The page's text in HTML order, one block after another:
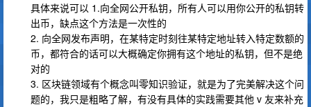
具体来说可以 1.向全网公开私钥，所有人可以用你公开的私钥转
出币，缺点这个方法是一次性的
2. 向全网发布声明，在某特定时刻往某特定地址转入特定数额的
币，都符合的话可以大概确定你拥有这个地址的私钥，但不是绝
对的
3. 区块链领域有个概念叫零知识验证，就是为了完美解决这个问
题的，我只是粗略了解，有没有具体的实践需要其他 v 友来补充